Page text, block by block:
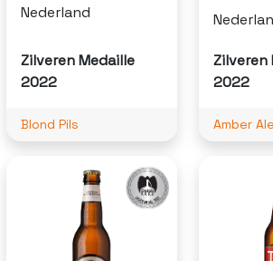
Nederland
Zilveren Medaille
2022
Blond Pils
Zilveren
2022
Amber